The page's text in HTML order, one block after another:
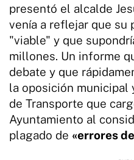
presentó el alcalde
venía a reflejar que su
"viable" y que
millones. Un informe
debate y que
la oposición
de Transporte que
Ayuntamiento al
plagado de «errores